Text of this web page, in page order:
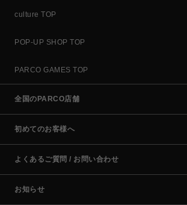
culture TOP
POP-UP SHOP TOP
PARCO GAMES TOP
全国のPARCO店舗
初めてのお客様へ
よくあるご質問 / お問い合わせ
お知らせ